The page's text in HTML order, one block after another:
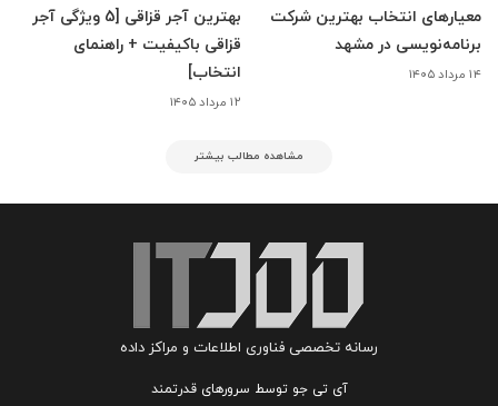
معیارهای انتخاب بهترین شرکت
برنامه‌نویسی در مشهد
۱۴ مرداد ۱۴۰۵
بهترین آجر قزاقی [5 ویژگی آجر
قزاقی باکیفیت + راهنمای
انتخاب]
۱۲ مرداد ۱۴۰۵
مشاهده مطالب بیشتر
رسانه تخصصی فناوری اطلاعات و مراکز داده
آی تی جو توسط سرورهای قدرتمند